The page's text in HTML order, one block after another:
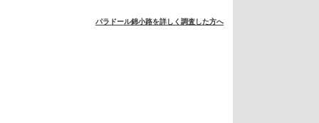
パラドール錦小路を詳しく調査した方へ